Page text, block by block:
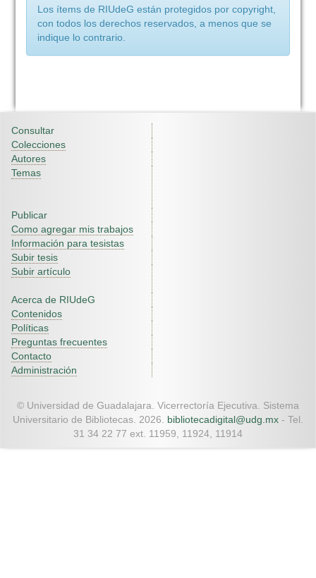
Los ítems de RIUdeG están protegidos por copyright,
con todos los derechos reservados, a menos que se
indique lo contrario.
Consultar
Colecciones
Autores
Temas
Publicar
Como agregar mis trabajos
Información para tesistas
Subir tesis
Subir artículo
Acerca de RIUdeG
Contenidos
Políticas
Preguntas frecuentes
Contacto
Administración
© Universidad de Guadalajara. Vicerrectoría Ejecutiva. Sistema
Universitario de Bibliotecas. 2026. bibliotecadigital@udg.mx - Tel.
31 34 22 77 ext. 11959, 11924, 11914